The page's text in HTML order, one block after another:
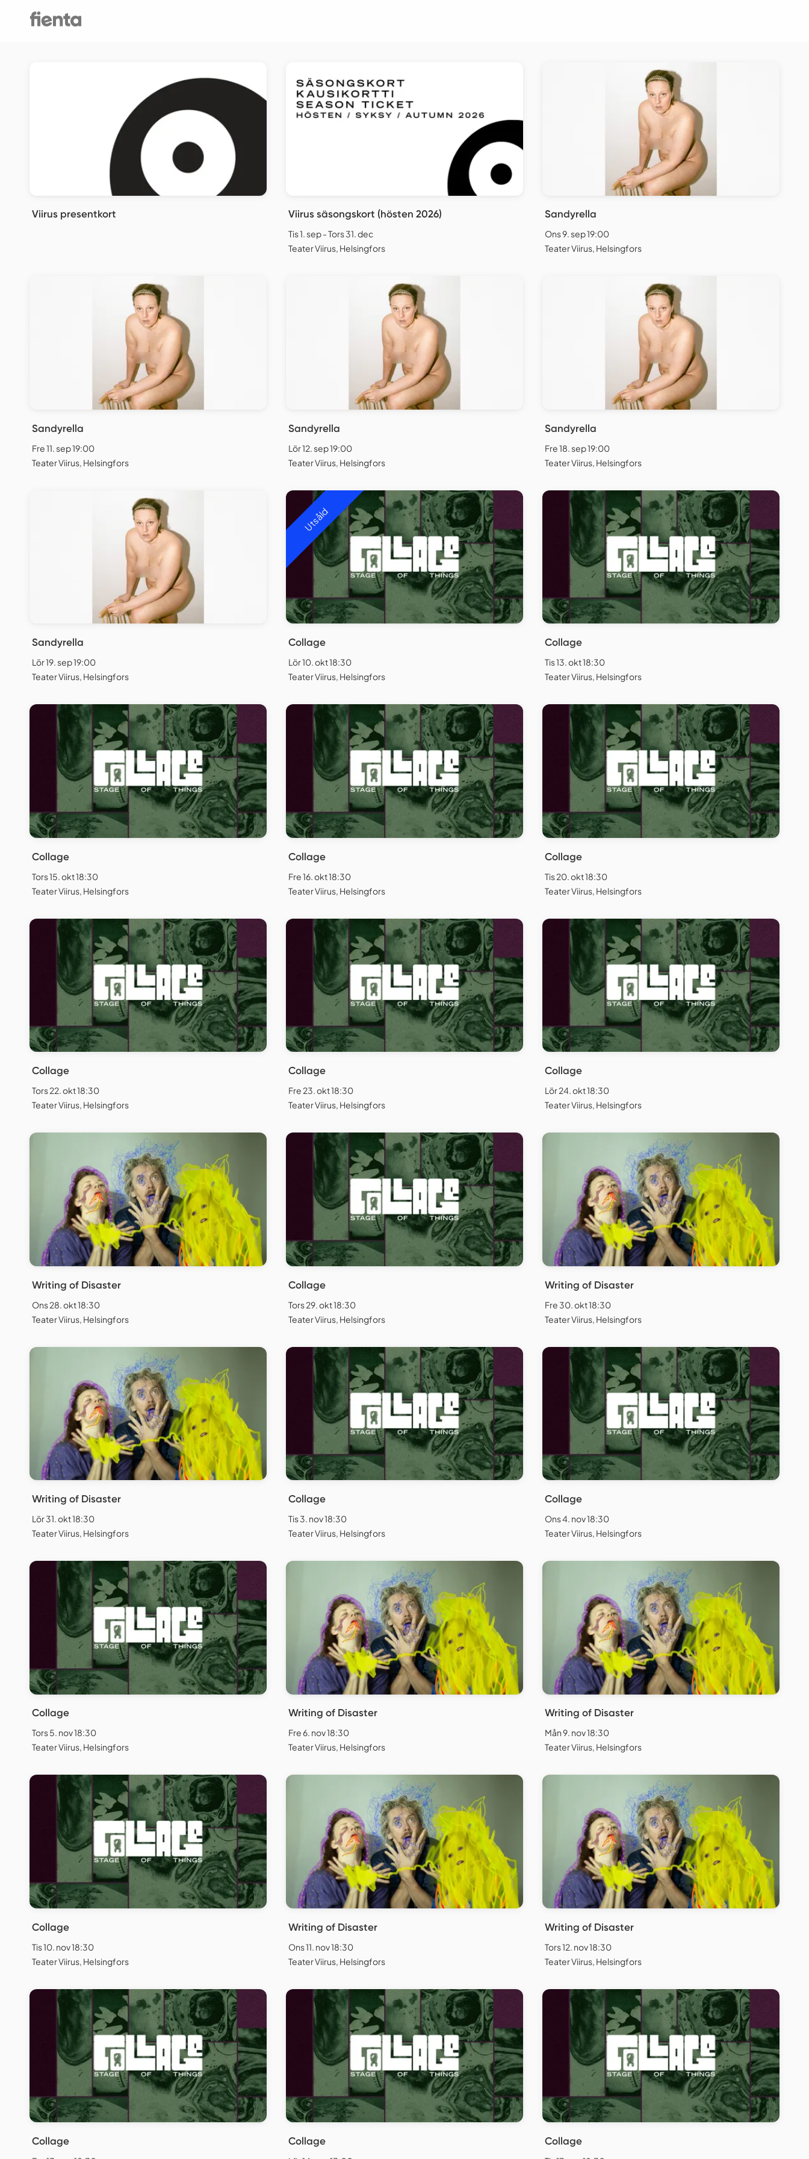
Viirus presentkort Viirus säsongskort (hösten 2026)
Tis 1. sep - Tors 31. dec
Teater Viirus, Helsingfors
Sandyrella
Ons 9. sep 19:00
Teater Viirus, Helsingfors
Sandyrella
Fre 11. sep 19:00
Teater Viirus, Helsingfors
Sandyrella
Lör 12. sep 19:00
Teater Viirus, Helsingfors
Sandyrella
Fre 18. sep 19:00
Teater Viirus, Helsingfors
Sandyrella
Lör 19. sep 19:00
Teater Viirus, Helsingfors
Utsåld
Collage
Lör 10. okt 18:30
Teater Viirus, Helsingfors
Collage
Tis 13. okt 18:30
Teater Viirus, Helsingfors
Collage
Tors 15. okt 18:30
Teater Viirus, Helsingfors
Collage
Fre 16. okt 18:30
Teater Viirus, Helsingfors
Collage
Tis 20. okt 18:30
Teater Viirus, Helsingfors
Collage
Tors 22. okt 18:30
Teater Viirus, Helsingfors
Collage
Fre 23. okt 18:30
Teater Viirus, Helsingfors
Collage
Lör 24. okt 18:30
Teater Viirus, Helsingfors
Writing of Disaster
Ons 28. okt 18:30
Teater Viirus, Helsingfors
Collage
Tors 29. okt 18:30
Teater Viirus, Helsingfors
Writing of Disaster
Fre 30. okt 18:30
Teater Viirus, Helsingfors
Writing of Disaster
Lör 31. okt 18:30
Teater Viirus, Helsingfors
Collage
Tis 3. nov 18:30
Teater Viirus, Helsingfors
Collage
Ons 4. nov 18:30
Teater Viirus, Helsingfors
Collage
Tors 5. nov 18:30
Teater Viirus, Helsingfors
Writing of Disaster
Fre 6. nov 18:30
Teater Viirus, Helsingfors
Writing of Disaster
Mån 9. nov 18:30
Teater Viirus, Helsingfors
Collage
Tis 10. nov 18:30
Teater Viirus, Helsingfors
Writing of Disaster
Ons 11. nov 18:30
Teater Viirus, Helsingfors
Writing of Disaster
Tors 12. nov 18:30
Teater Viirus, Helsingfors
Collage Collage Collage